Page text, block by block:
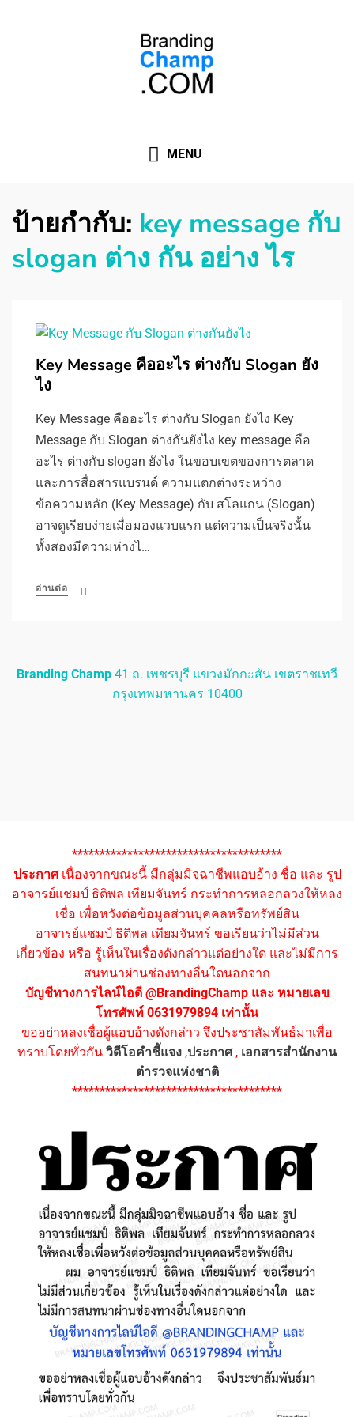
MENU
ป้ายกำกับ: key message กับ
slogan ต่าง กัน อย่าง ไร
Key Message คืออะไร ต่างกับ Slogan ยัง
ไง
Key Message คืออะไร ต่างกับ Slogan ยังไง Key
Message กับ Slogan ต่างกันยังไง key message คือ
อะไร ต่างกับ slogan ยังไง ในขอบเขตของการตลาด
และการสื่อสารแบรนด์ ความแตกต่างระหว่าง
ข้อความหลัก (Key Message) กับ สโลแกน (Slogan)
อาจดูเรียบง่ายเมื่อมองแวบแรก แต่ความเป็นจริงนั้น
ทั้งสองมีความห่างไ…
อ่านต่อ
Branding Champ 41 ถ. เพชรบุรี แขวงมักกะสัน เขตราชเทวี
กรุงเทพมหานคร 10400
**************************************
ประกาศเนื่องจากขณะนี้ มีกลุ่มมิจฉาชีพแอบอ้าง ชื่อ และ รูป
อาจารย์แชมป์ ธิติพล เทียมจันทร์ กระทำการหลอกลวงให้หลง
เชื่อ เพื่อหวังต่อข้อมูลส่วนบุคคลหรือทรัพย์สิน
อาจารย์แชมป์ ธิติพล เทียมจันทร์ ขอเรียนว่าไม่มีส่วน
เกี่ยวข้อง หรือ รู้เห็นในเรื่องดังกล่าวแต่อย่างใด และไม่มีการ
สนทนาผ่านช่องทางอื่นใดนอกจาก
บัญชีทางการไลน์ไอดี @BrandingChamp และ หมายเลข
โทรศัพท์ 0631979894 เท่านั้น
ขออย่าหลงเชื่อผู้แอบอ้างดังกล่าว จึงประชาสัมพันธ์มาเพื่อ
ทราบโดยทั่วกัน วิดีโอคำชี้แจง ,ประกาศ, เอกสารสำนักงาน
ตำรวจแห่งชาติ
**************************************